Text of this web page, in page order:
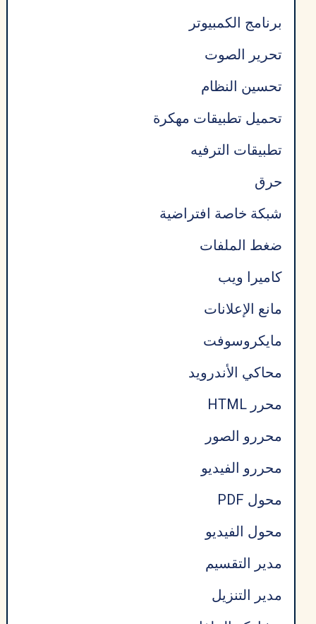
برنامج الكمبيوتر
تحرير الصوت
تحسين النظام
تحميل تطبيقات مهكرة
تطبيقات الترفيه
حرق
شبكة خاصة افتراضية
ضغط الملفات
كاميرا ويب
مانع الإعلانات
مايكروسوفت
محاكي الأندرويد
محرر HTML
محررو الصور
محررو الفيديو
محول PDF
محول الفيديو
مدير التقسيم
مدير التنزيل